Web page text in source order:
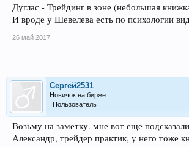
Дуглас - Трейдинг в зоне (небольшая
И вроде у Шевелева есть по психологии
26 май 2017
Сергей2531
Новичок на бирже
Пользователь
Возьму на заметку. мне вот еще
Александр, трейдер практик, у него тоже